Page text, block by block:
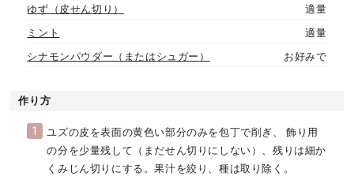
ゆず（皮せん切り）
適量
ミント
適量
シナモンパウダー（またはシュガー）
お好みで
作り方
1
ユズの皮を表面の黄色い部分のみを包丁で削ぎ、 飾り用
の分を少量残して（まだせん切りにしない）、残りは細か
くみじん切りにする。果汁を絞り、種は取り除く。